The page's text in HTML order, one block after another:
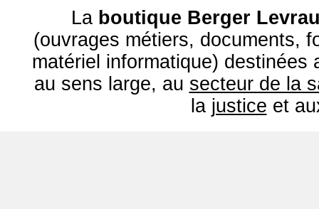
La boutique Berger
(ouvrages métiers, documents,
matériel informatique) destinées
au sens large, au secteur de la
la justice et